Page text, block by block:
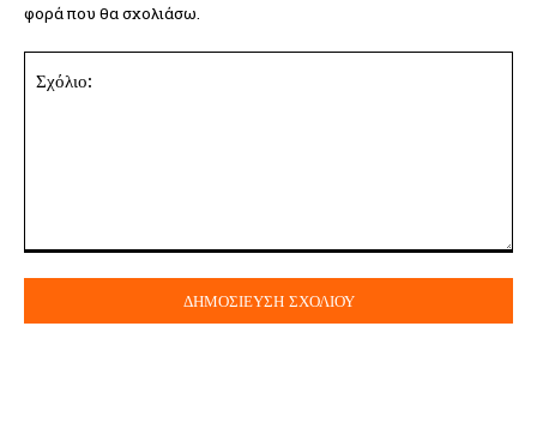
φορά που θα σχολιάσω.